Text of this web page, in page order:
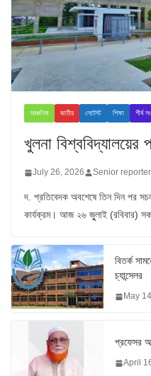
আঞ্চলিক জাতীয় লেটেস্ট শিক্ষা শীর্ষ
খুলনা
July 26, 2026 Senior reporter
দ. প্রতিবেদক অবশেষে তিন দিন পর
কার্যক্রম। আজ ২৬ জুুলাই (রবিবার)
বিতর্ক
চ্যান্সেলর
May
প্রফেসর
April